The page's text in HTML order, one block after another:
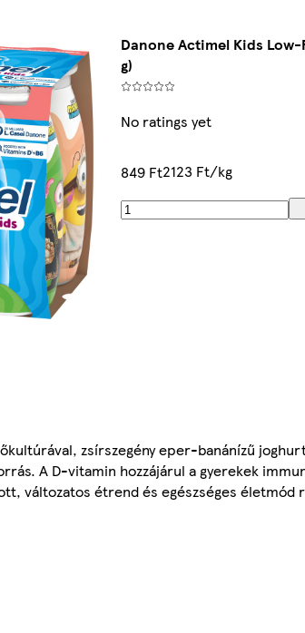
Danone Actimel Kids
g)
No ratings yet
849 Ft2123 Ft/kg
zsírszegény eper-banánízű
A D-vitamin hozzájárul a gyerekek
változatos étrend és egészséges életmód